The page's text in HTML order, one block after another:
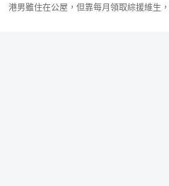
港男雖住在公屋，但靠每月領取綜援維生